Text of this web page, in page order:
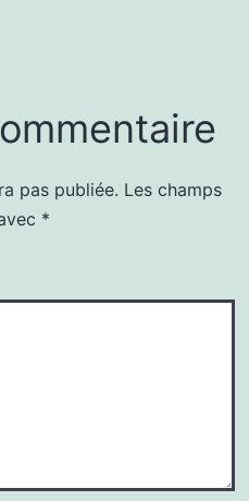
pas publiée. Les champs
*